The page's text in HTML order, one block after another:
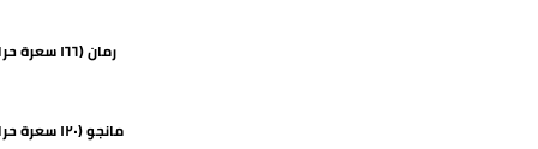
رمان (١٦٦ سعرة حرارية)
مانجو (١٢٠ سعرة حرارية)